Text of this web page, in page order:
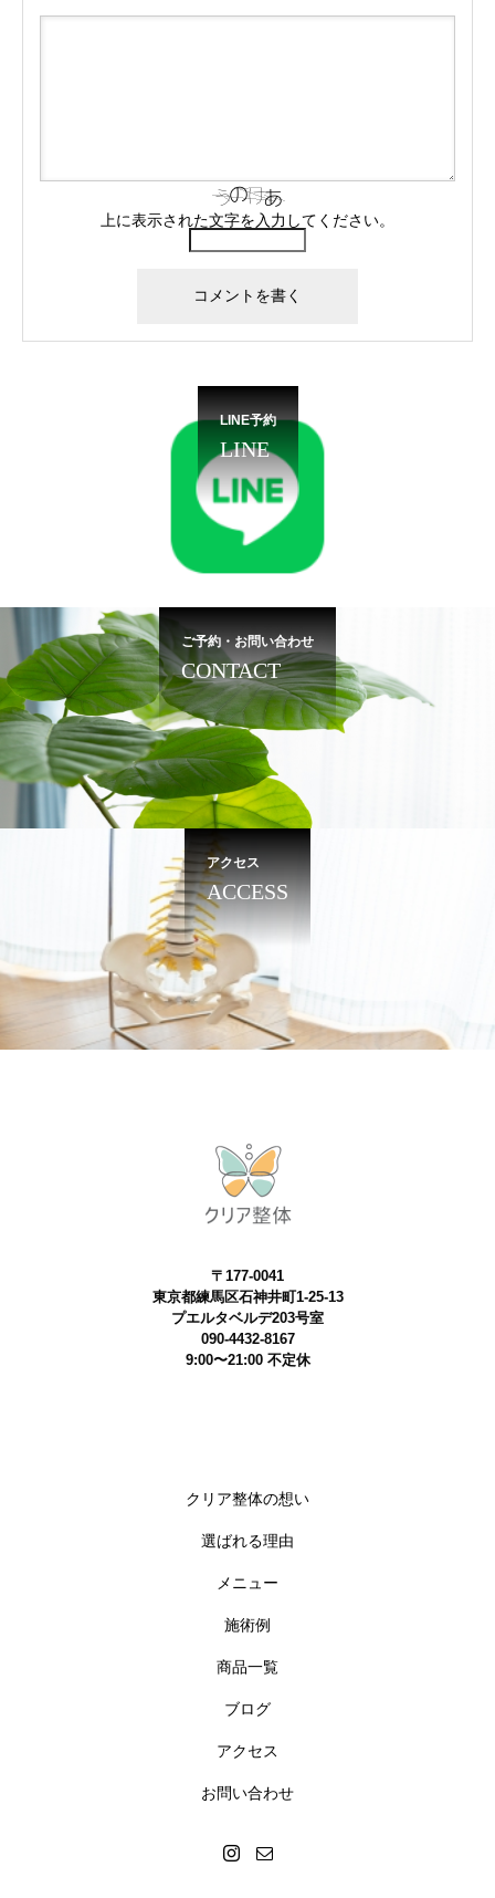
上に表示された文字を入力してください。
LINE予約
LINE
ご予約・お問い合わせ
CONTACT
アクセス
ACCESS
〒177-0041
東京都練馬区石神井町1-25-13
プエルタベルデ203号室
090-4432-8167
9:00〜21:00 不定休
クリア整体の想い
選ばれる理由
メニュー
施術例
商品一覧
ブログ
アクセス
お問い合わせ